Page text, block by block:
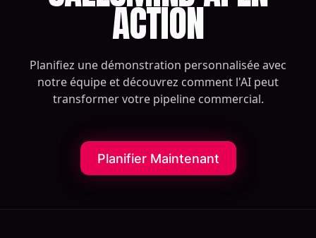
ACTION
Planifiez une démonstration personnalisée avec
notre équipe et découvrez comment l'AI peut
transformer votre pipeline commercial.
Planifier Maintenant